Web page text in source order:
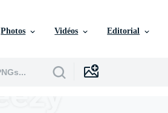
Photos Vidéos Editorial